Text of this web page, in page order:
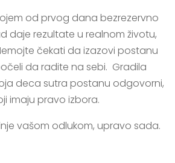
od prvog dana bezrezervno
daje rezultate u realnom životu,
čekati da izazovi postanu
da radite na sebi. Gradila
deca sutra postanu odgovorni,
imaju pravo izbora.
vašom odlukom, upravo sada.